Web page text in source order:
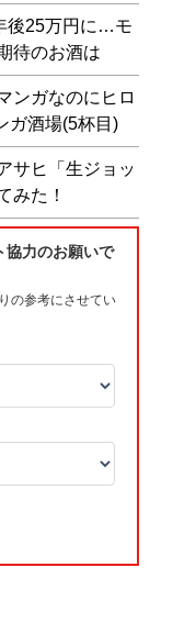
後25万円に…モ
待のお酒は
ンガなのにヒロ
ガ酒場(5杯目)
サヒ「生ジョッ
みた！